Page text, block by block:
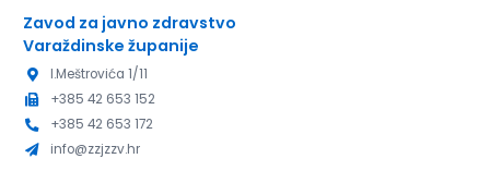
Zavod za javno zdravstvo
Varaždinske županije
I.Meštrovića 1/11
+385 42 653 152
+385 42 653 172
info@zzjzzv.hr